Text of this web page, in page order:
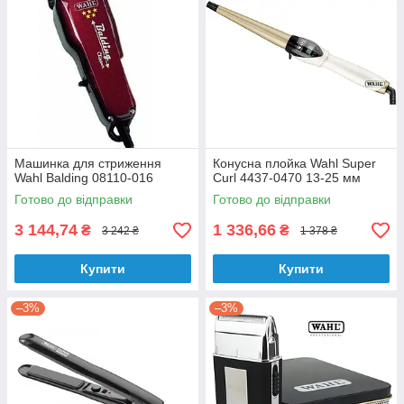
Машинка для стриження
Wahl Balding 08110-016
Готово до відправки
3 144,74 ₴ 3 242 ₴
Купити
Конусна плойка Wahl Super
Curl 4437-0470 13-25 мм
Готово до відправки
1 336,66 ₴ 1 378 ₴
Купити
–3% –3%